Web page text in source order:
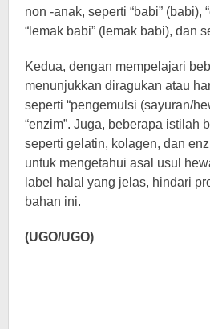
non -anak, seperti “babi” (babi),
“lemak babi” (lemak babi), dan
Kedua, dengan mempelajari
menunjukkan diragukan atau
seperti “pengemulsi (sayuran/
“enzim”. Juga, beberapa istilah
seperti gelatin, kolagen, dan
untuk mengetahui asal usul
label halal yang jelas, hindari
bahan ini.
(UGO/UGO)